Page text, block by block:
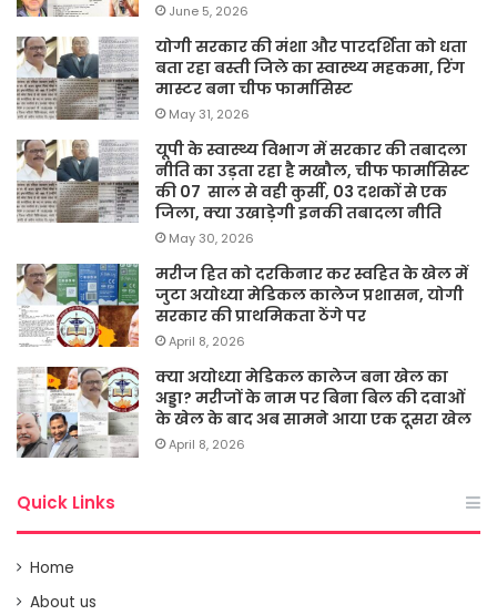
June 5, 2026
योगी सरकार की मंशा और पारदर्शिता को धता
बता रहा बस्ती जिले का स्वास्थ्य महकमा, रिंग
मास्टर बना चीफ फार्मासिस्ट
May 31, 2026
यूपी के स्वास्थ्य विभाग में सरकार की तबादला
नीति का उड़ता रहा है मखौल, चीफ फार्मासिस्ट
की 07 साल से वही कुर्सी, 03 दशकों से एक
जिला, क्या उखाड़ेगी इनकी तबादला नीति
May 30, 2026
मरीज हित को दरकिनार कर स्वहित के खेल में
जुटा अयोध्या मेडिकल कालेज प्रशासन, योगी
सरकार की प्राथमिकता ठेंगे पर
April 8, 2026
क्या अयोध्या मेडिकल कालेज बना खेल का
अड्डा? मरीजों के नाम पर बिना बिल की दवाओं
के खेल के बाद अब सामने आया एक दूसरा खेल
April 8, 2026
Quick Links
Home
About us